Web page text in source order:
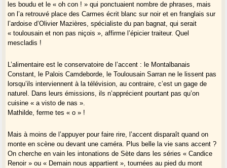
les boudu et le « oh con ! » qui ponctuaient nombre de phrases, mais
on l’a retrouvé place des Carmes écrit blanc sur noir et en franglais sur
l’ardoise d’Olivier Mazières, spécialiste du pan bagnat, qui serait
« toulousain et non pas niçois », affirme l’épicier traiteur. Quel
mescladis !
L’alimentaire est le conservatoire de l’accent : le Montalbanais
Constant, le Palois Camdeborde, le Toulousain Sarran ne le lissent pas
lorsqu’ils interviennent à la télévision, au contraire, c’est un gage de
naturel. Dans leurs émissions, ils n’apprécient pourtant pas qu’on
cuisine « a visto de nas ».
Mathilde, ferme tes « o » !
Mais à moins de l’appuyer pour faire rire, l’accent disparaît quand on
monte en scène ou devant une caméra. Plus belle la vie sans accent ?
On cherche en vain les intonations de Sète dans les séries « Candice
Renoir » ou « Demain nous appartient », tournées au pied du mont